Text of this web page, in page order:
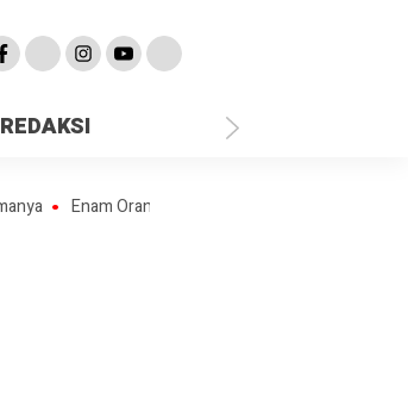
REDAKSI
Enam Orang Pekerja Penambang Ilegal “Lubang